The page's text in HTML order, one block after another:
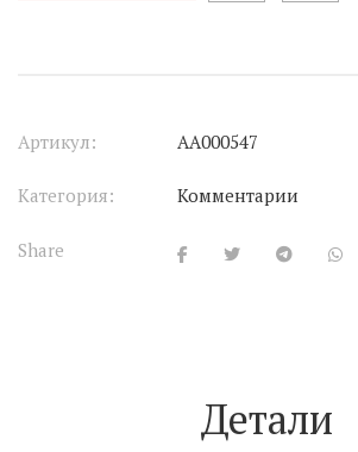
Артикул: АА000547
Категория: Комментарии
Share
Детали